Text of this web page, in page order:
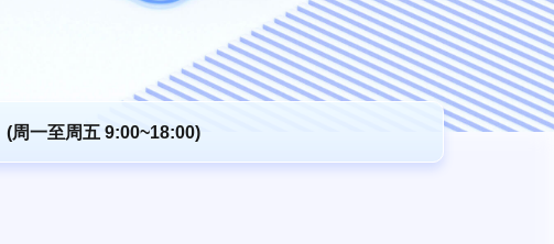
(周一至周五 9:00~18:00)